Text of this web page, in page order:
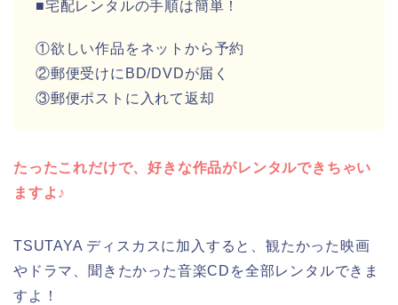
■宅配レンタルの手順は簡単！
①欲しい作品をネットから予約
②郵便受けにBD/DVDが届く
③郵便ポストに入れて返却
たったこれだけで、好きな作品がレンタルできちゃい
ますよ♪
TSUTAYA ディスカスに加入すると、観たかった映画
やドラマ、聞きたかった音楽CDを全部レンタルできま
すよ！